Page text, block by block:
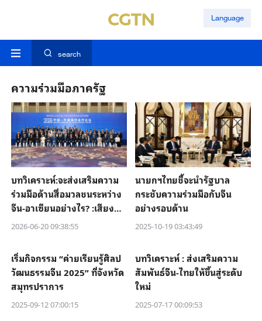
Language
search
ความร่วมมือภาครัฐ
บทวิเคราะห์:จะส่งเสริมความ
ร่วมมือด้านสื่อมวลชนระหว่าง
จีน-อาเซียนอย่างไร? :เสียง
สะท้อนจากจีนและไทย
2026-06-20 09:38:55
นายกฯไทยชี้จะนำรัฐบาล
กระชับความร่วมมือกับจีน
อย่างรอบด้าน
2025-10-19 03:43:49
เริ่มกิจกรรม “ค่ายเรียนรู้ศิลป
วัฒนธรรมจีน 2025” ที่จังหวัด
สมุทรปราการ
2025-09-12 07:00:15
บทวิเคราะห์ : ส่งเสริมความ
สัมพันธ์จีน-ไทยให้ขึ้นสู่ระดับ
ใหม่
2025-07-17 00:09:53